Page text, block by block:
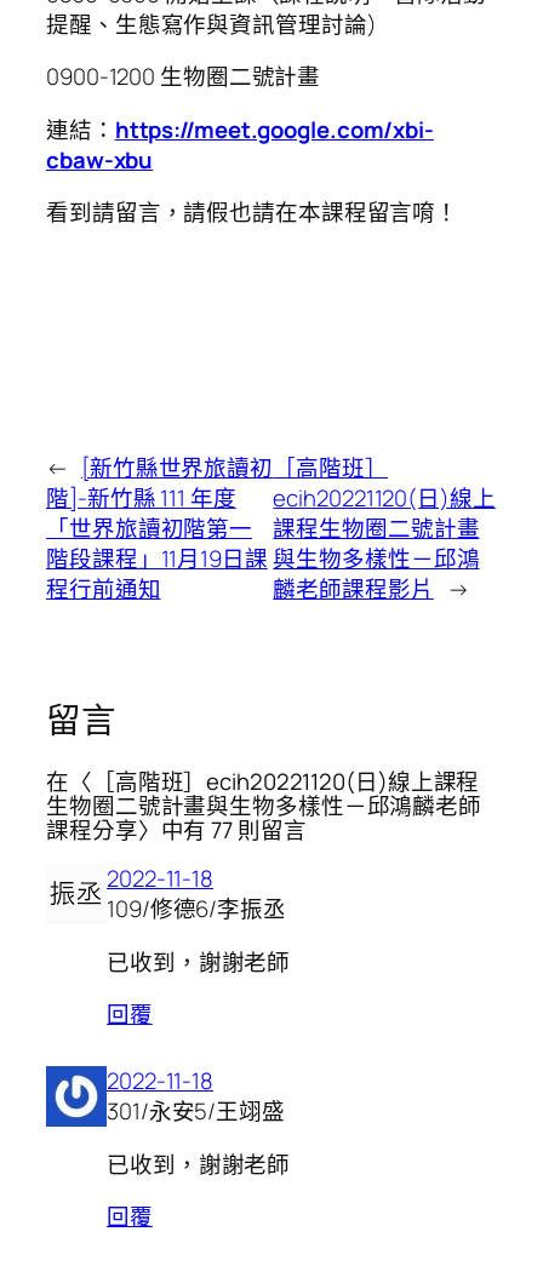
提醒、生態寫作與資訊管理討論)
0900-1200 生物圈二號計畫
連結： https://meet.google.com/xbi-
cbaw-xbu
看到請留言，請假也請在本課程留言唷！
←
[新竹縣世界旅讀初
階]-新竹縣 111 年度
「世界旅讀初階第一
階段課程」11月19日課
程行前通知
［高階班］
ecih20221120(日)線上
課程生物圈二號計畫
與生物多樣性－邱鴻
麟老師課程影片
→
留言
在〈［高階班］ecih20221120(日)線上課程
生物圈二號計畫與生物多樣性－邱鴻麟老師
課程分享〉中有 77 則留言
2022-11-18
109/修德6/李振丞
已收到，謝謝老師
回覆
2022-11-18
301/永安5/王翊盛
已收到，謝謝老師
回覆